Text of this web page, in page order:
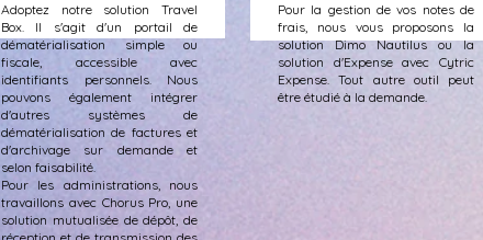
Adoptez notre solution Travel
Box. Il s'agit d'un portail de
dématérialisation simple ou
fiscale, accessible avec
identifiants personnels. Nous
pouvons également intégrer
d'autres systèmes de
dématérialisation de factures et
d'archivage sur demande et
selon faisabilité.
Pour les administrations, nous
travaillons avec Chorus Pro, une
solution mutualisée de dépôt, de
Pour la gestion de vos notes de
frais, nous vous proposons la
solution Dimo Nautilus ou la
solution d'Expense avec Cytric
Expense. Tout autre outil peut
être étudié à la demande.